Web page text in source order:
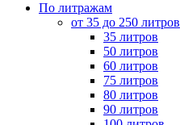
По литражам
от 35 до 250 литров
35 литров
50 литров
60 литров
75 литров
80 литров
90 литров